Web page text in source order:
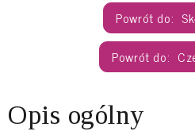
Opis ogólny